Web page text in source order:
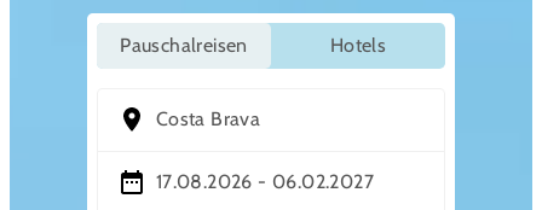
Pauschalreisen Hotels
Costa Brava
17.08.2026 - 06.02.2027